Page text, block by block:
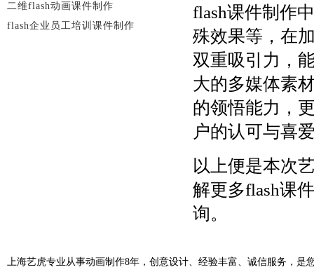
flash课件制作
殊效果等，在
双重吸引力，
大的多媒体素
的领悟能力，
户的认可与喜
以上便是本次
解更多flash课
询。
二维flash动画课件制作
flash企业员工培训课件制作
上海艺虎专业从事动画制作8年，创意设计、经验丰富、诚信服务，是